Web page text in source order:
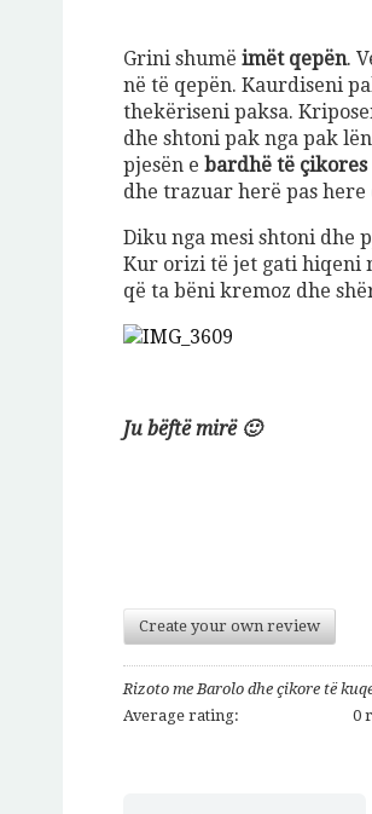
Grini shumë imët qepën.
në të qepën. Kaurdiseni
thekëriseni paksa.
dhe shtoni pak nga pak
pjesën e bardhë të çikores
dhe trazuar herë pas
Diku nga mesi shtoni dhe
Kur orizi të jet gati hiqeni
që ta bëni kremoz dhe
Ju bëftë mirë 🙂
Create your own review
Rizoto me Barolo dhe çikore të
Average rating:
0